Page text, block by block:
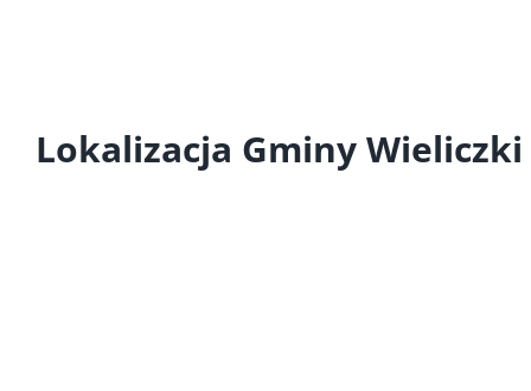
Lokalizacja Gminy Wieliczki